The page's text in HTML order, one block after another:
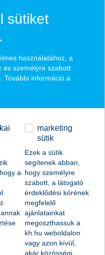
12.
sütiket
használatához, a
és személyre szabott
További információ a
a
marketing
sütik
Ezek a sütik
segítenek abban,
hogy személyre
szabott, a látogató
érdeklődési körének
megfelelő
ajánlatainkat
megoszthassuk a
kh.hu weboldalon
vagy azon kívül,
akár közösségi